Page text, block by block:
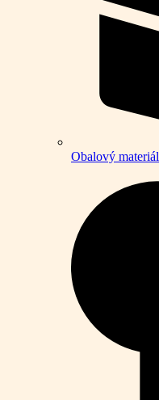
Obalový materiál